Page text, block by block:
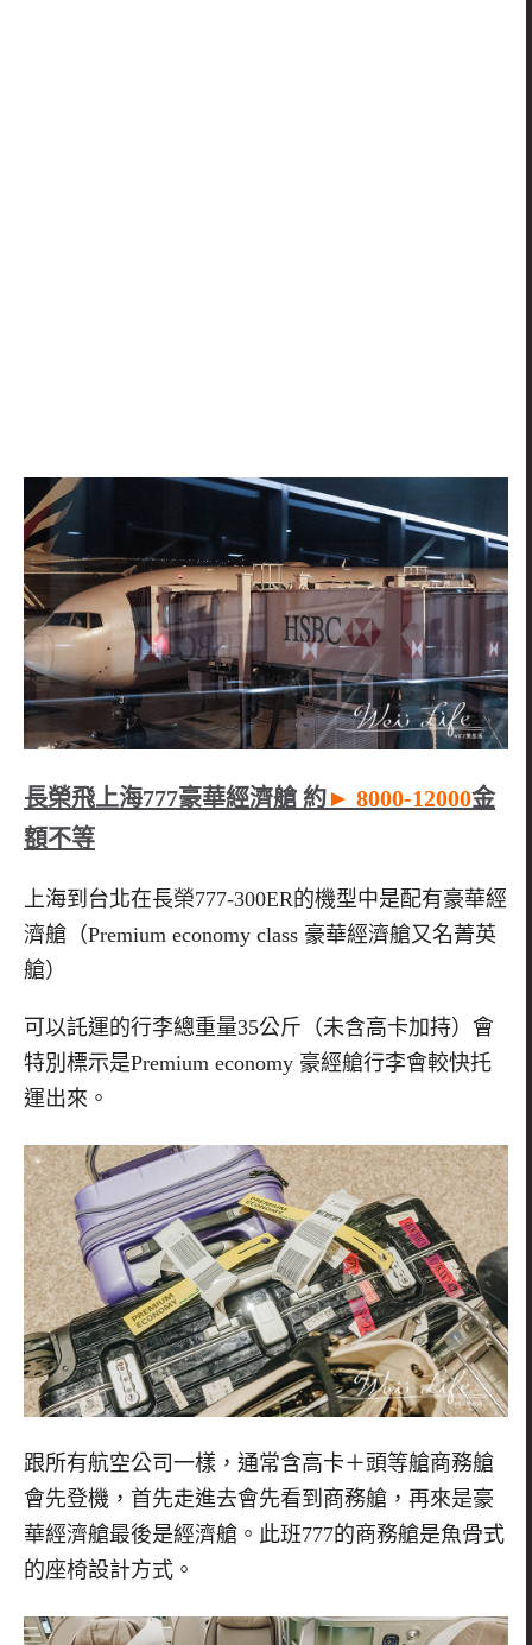
長榮飛上海777豪華經濟艙 約► 8000-12000金
額不等
上海到台北在長榮777-300ER的機型中是配有豪華經
濟艙（Premium economy class 豪華經濟艙又名菁英
艙）
可以託運的行李總重量35公斤（未含高卡加持）會
特別標示是Premium economy 豪經艙行李會較快托
運出來。
跟所有航空公司一樣，通常含高卡＋頭等艙商務艙
會先登機，首先走進去會先看到商務艙，再來是豪
華經濟艙最後是經濟艙。此班777的商務艙是魚骨式
的座椅設計方式。